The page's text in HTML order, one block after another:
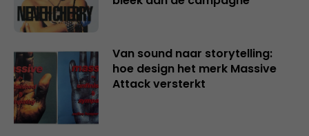
Van sound naar storytelling:
hoe design het merk Massive
Attack versterkt